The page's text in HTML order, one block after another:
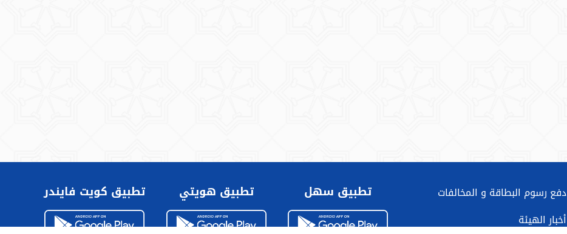
دفع رسوم البطاقة و المخالفات
أخبار الهيئة
تطبيق سهل تطبيق هويتي تطبيق كويت فايندر